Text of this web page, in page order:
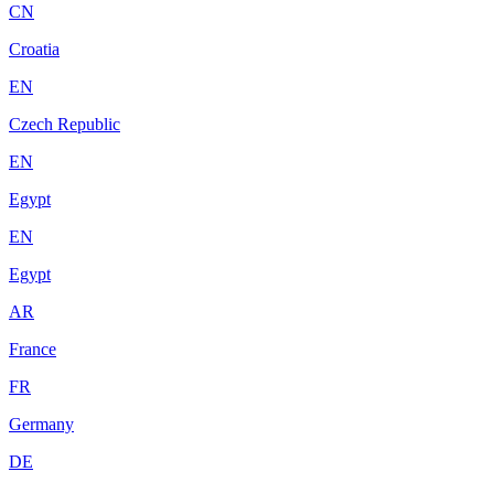
CN
Croatia
EN
Czech Republic
EN
Egypt
EN
Egypt
AR
France
FR
Germany
DE